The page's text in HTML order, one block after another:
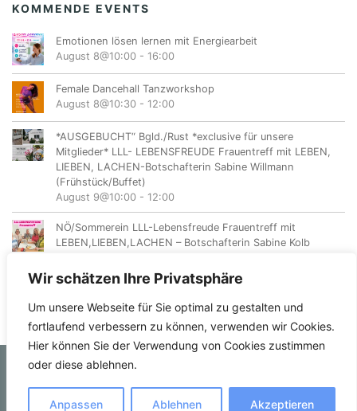
Wir schätzen Ihre Privatsphäre
Um unsere Webseite für Sie optimal zu gestalten und
fortlaufend verbessern zu können, verwenden wir Cookies.
Hier können Sie der Verwendung von Cookies zustimmen
oder diese ablehnen.
Anpassen Ablehnen Akzeptieren
KOMMENDE EVENTS
Emotionen lösen lernen mit Energiearbeit
August 8@10:00 - 16:00
Female Dancehall Tanzworkshop
August 8@10:30 - 12:00
*AUSGEBUCHT“ Bgld./Rust *exclusive für unsere
Mitglieder* LLL- LEBENSFREUDE Frauentreff mit LEBEN,
LIEBEN, LACHEN-Botschafterin Sabine Willmann
(Frühstück/Buffet)
August 9@10:00 - 12:00
NÖ/Sommerein LLL-Lebensfreude Frauentreff mit
LEBEN,LIEBEN,LACHEN – Botschafterin Sabine Kolb